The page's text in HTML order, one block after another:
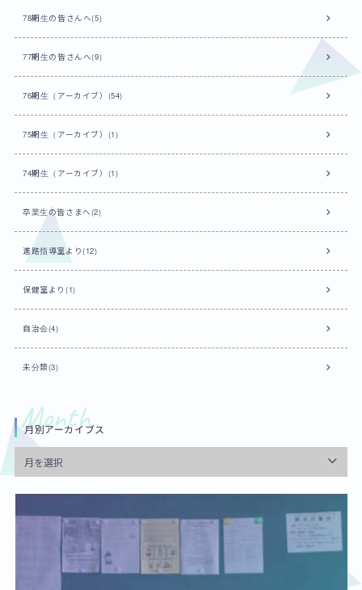
78期生の皆さんへ(5)
77期生の皆さんへ(9)
76期生（アーカイブ）(54)
75期生（アーカイブ）(1)
74期生（アーカイブ）(1)
卒業生の皆さまへ(2)
進路指導室より(12)
保健室より(1)
自治会(4)
未分類(3)
月別アーカイブス